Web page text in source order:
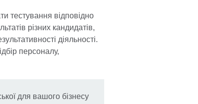
тестування відповідно
різних кандидатів,
діяльності.
персоналу,
для вашого бізнесу